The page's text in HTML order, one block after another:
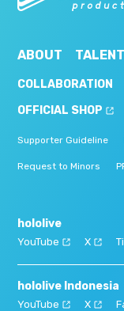
ABOUT TALENT
COLLABORATION
OFFICIAL SHOP
Supporter Guideline
Request to Minors
hololive
YouTube X
hololive Indonesia
YouTube X